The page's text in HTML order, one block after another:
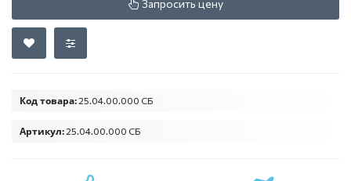
Запросить цену
Код товара:25.04.00.000 СБ
Артикул:25.04.00.000 СБ